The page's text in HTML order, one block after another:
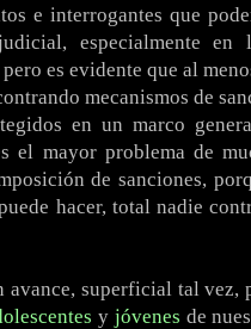
e interrogantes que
especialmente
es evidente que al
mecanismos de
en un marco
el mayor problema de
de sanciones,
hacer, total nadie
avance, superficial tal
y jóvenes de